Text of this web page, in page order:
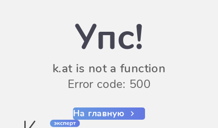
Упс!
k.at is not a function
Error code: 500
На главную